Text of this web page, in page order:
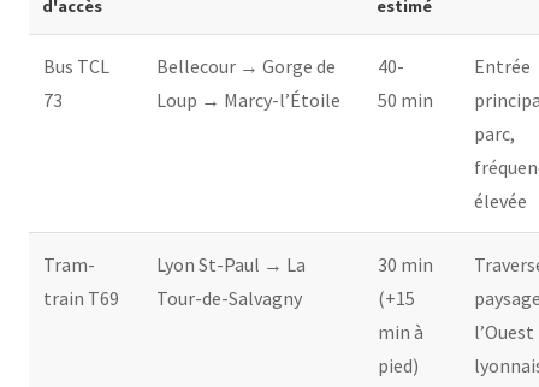
d'accès
estimé
Bus TCL
73
Bellecour → Gorge de
Loup → Marcy-l’Étoile
40-
50 min
Entrée
parc,
élevée
Tram-
train T69
Lyon St-Paul → La
Tour-de-Salvagny
30 min
(+15
min à
pied)
l’Ouest